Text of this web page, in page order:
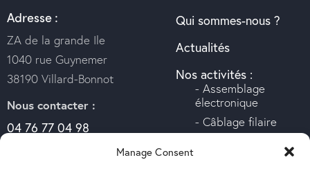
Manage Consent
Adresse :
ZA de la grande Ile
1040 rue Guynemer
38190 Villard-Bonnot
Nous contacter :
04 76 77 04 98
Qui sommes-nous ?
Actualités
Nos activités :
- Assemblage
électronique
- Câblage filaire
- Usinage